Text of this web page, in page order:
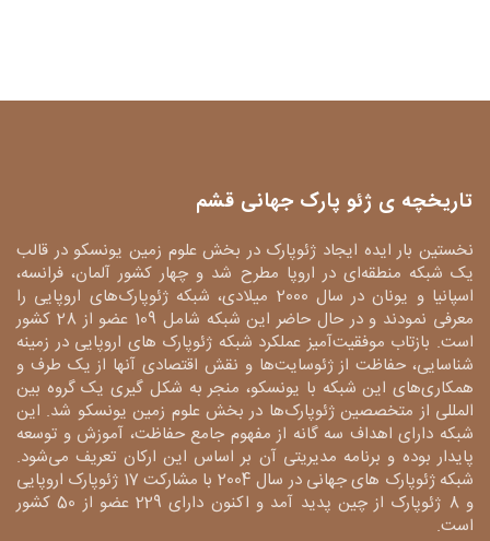
تاریخچه ی ژئو پارک جهانی قشم
نخستین بار ایده ایجاد ژئوپارک در بخش علوم زمین یونسکو در قالب
یک شبکه منطقه‌ای در اروپا مطرح شد و چهار کشور آلمان، فرانسه،
اسپانیا و یونان در سال 2000 میلادی، شبکه ژئوپارک‌های اروپایی را
معرفی نمودند و در حال حاضر این شبکه شامل 109 عضو از 28 کشور
است. بازتاب موفقیت‌آمیز عملکرد شبکه ژئوپارک های اروپایی در زمینه
شناسایی، حفاظت از ژئوسایت‌ها و نقش اقتصادی آنها از یک طرف و
همکاری‌های این شبکه با یونسکو، منجر به شکل گیری یک گروه بین
المللی از متخصصین ژئوپارک‌ها در بخش علوم زمین یونسکو شد. این
شبکه دارای اهداف سه گانه از مفهوم جامع حفاظت، آموزش و توسعه
پایدار بوده و برنامه مدیریتی آن بر اساس این ارکان تعریف می‌شود.
شبکه ژئوپارک های جهانی در سال 2004 با مشارکت 17 ژئوپارک اروپایی
و 8 ژئوپارک از چین پدید آمد و اکنون دارای 229 عضو از 50 کشور
است.